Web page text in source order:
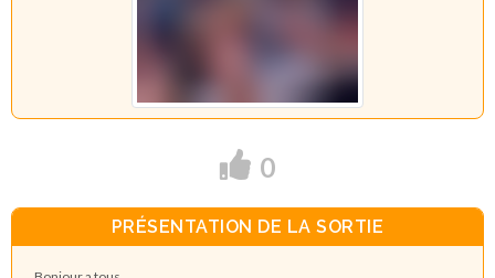
0
PRÉSENTATION DE LA SORTIE